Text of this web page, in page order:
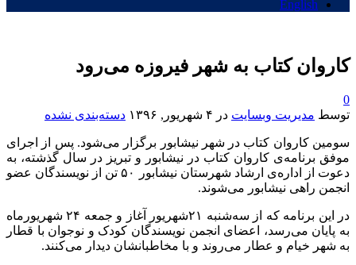
English
کاروان کتاب به شهر فیروزه می‌رود
0
توسط مدیریت وبسایت در ۴ شهریور, ۱۳۹۶ دسته‌بندی نشده
سومین کاروان کتاب در شهر نیشابور برگزار می‌شود. پس از اجرای
موفق برنامه‌ی کاروان کتاب در نیشابور و تبریز در سال گذشته، به
دعوت از اداره‌ی ارشاد شهرستان نیشابور ۵۰ تن از نویسندگان عضو
انجمن راهی نیشابور می‌شوند.
در این برنامه که از سه‌شنبه ۲۱شهریور آغاز و جمعه ۲۴ شهریورماه
به پایان می‌رسد، اعضای انجمن نویسندگان کودک و نوجوان با قطار
به شهر خیام و عطار می‌روند و با مخاطبانشان دیدار می‌کنند.